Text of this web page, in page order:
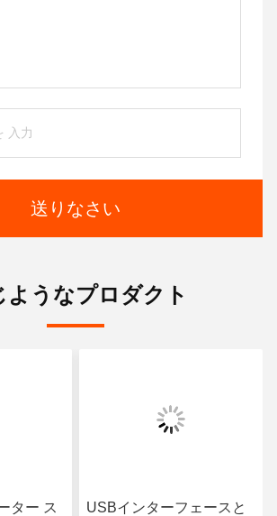
送りなさい
ようなプロダクト
ター ス
USBインターフェースと